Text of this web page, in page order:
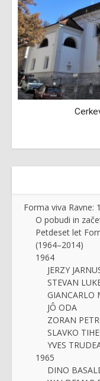
Forma viva Ravne:
O pobudi in
Petdeset let
(1964–2014)
1964
JERZY
STEVAN
GIANCARLO
JÔ ODA
ZORAN
SLAVKO
YVES
1965
DINO